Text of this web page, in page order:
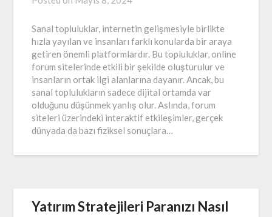
Sanal topluluklar, internetin gelişmesiyle birlikte
hızla yayılan ve insanları farklı konularda bir araya
getiren önemli platformlardır. Bu topluluklar, online
forum sitelerinde etkili bir şekilde oluşturulur ve
insanların ortak ilgi alanlarına dayanır. Ancak, bu
sanal toplulukların sadece dijital ortamda var
olduğunu düşünmek yanlış olur. Aslında, forum
siteleri üzerindeki interaktif etkileşimler, gerçek
dünyada da bazı fiziksel sonuçlara…
Yatırım Stratejileri Paranızı Nasıl